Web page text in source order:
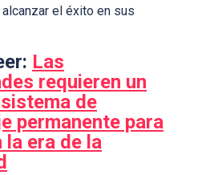
el éxito en sus
Las
requieren un
de
permanente para
era de la